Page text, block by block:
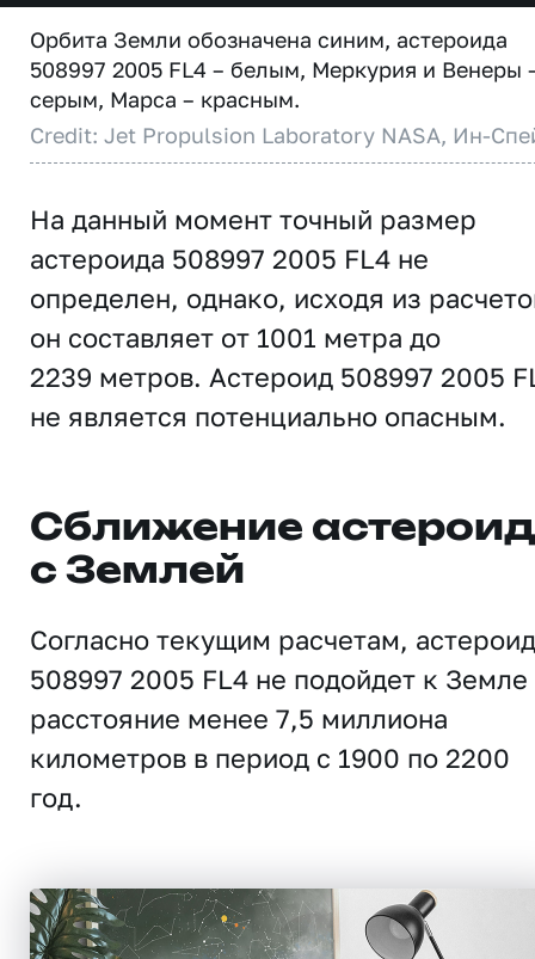
Орбита Земли обозначена синим, астероида
508997 2005 FL4 – белым, Меркурия и Венеры
серым, Марса – красным.
Credit: Jet Propulsion Laboratory NASA, Ин-
На данный момент точный размер
астероида 508997 2005 FL4 не
определен, однако, исходя из
он составляет от 1001 метра до
2239 метров. Астероид 508997 2005
не является потенциально опасным.
Сближение
с Землей
Согласно текущим расчетам, астероид
508997 2005 FL4 не подойдет к Земле
расстояние менее 7,5 миллиона
километров в период с 1900 по 2200
год.